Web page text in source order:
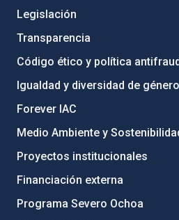
Legislación
Transparencia
Código ético y política
Igualdad y diversidad de género
Forever IAC
Medio Ambiente y
Proyectos institucionales
Financiación externa
Programa Severo Ochoa